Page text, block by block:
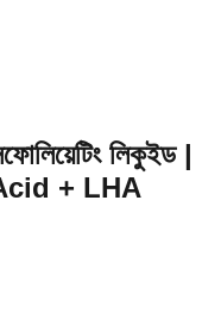
লিকুইড |
+ LHA